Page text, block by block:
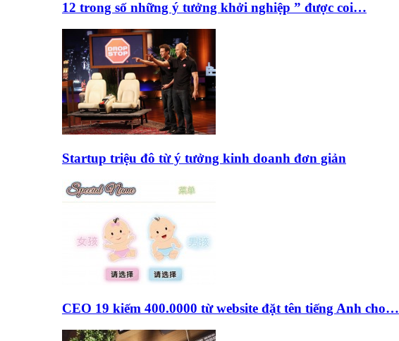
12 trong số những ý tưởng khởi nghiệp ” được coi…
Startup triệu đô từ ý tưởng kinh doanh đơn giản
CEO 19 kiếm 400.0000 từ website đặt tên tiếng Anh cho…